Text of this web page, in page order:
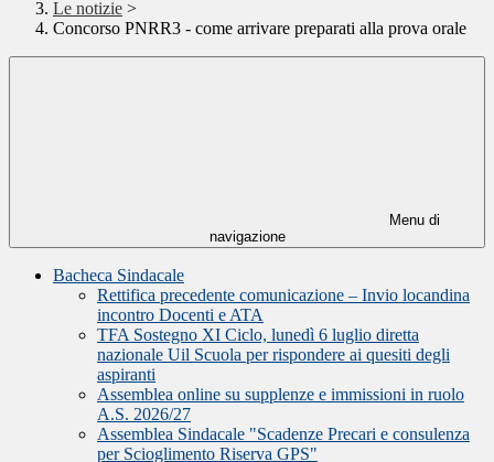
Le notizie >
Concorso PNRR3 - come arrivare preparati alla prova orale
Menu di
navigazione
Bacheca Sindacale
Rettifica precedente comunicazione – Invio locandina
incontro Docenti e ATA
TFA Sostegno XI Ciclo, lunedì 6 luglio diretta
nazionale Uil Scuola per rispondere ai quesiti degli
aspiranti
Assemblea online su supplenze e immissioni in ruolo
A.S. 2026/27
Assemblea Sindacale "Scadenze Precari e consulenza
per Scioglimento Riserva GPS"